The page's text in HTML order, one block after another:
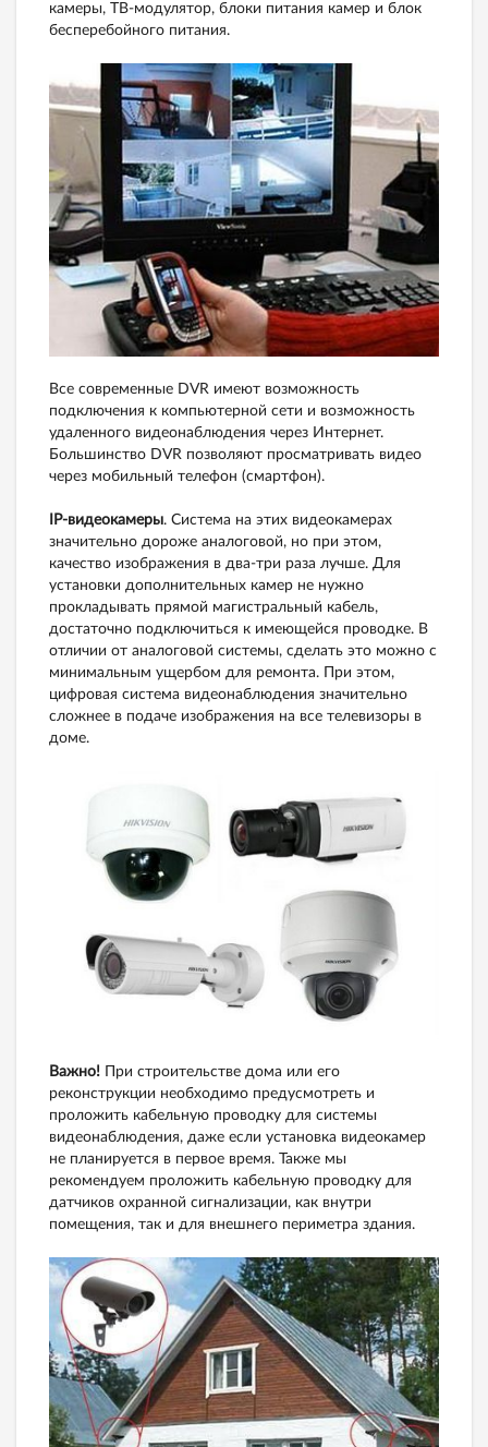
камеры, ТВ-модулятор, блоки питания камер и блок
бесперебойного питания.
Все современные DVR имеют возможность
подключения к компьютерной сети и возможность
удаленного видеонаблюдения через Интернет.
Большинство DVR позволяют просматривать видео
через мобильный телефон (смартфон).
IP-видеокамеры. Система на этих видеокамерах
значительно дороже аналоговой, но при этом,
качество изображения в два-три раза лучше. Для
установки дополнительных камер не нужно
прокладывать прямой магистральный кабель,
достаточно подключиться к имеющейся проводке. В
отличии от аналоговой системы, сделать это можно с
минимальным ущербом для ремонта. При этом,
цифровая система видеонаблюдения значительно
сложнее в подаче изображения на все телевизоры в
доме.
Важно!
При строительстве дома или его
реконструкции необходимо предусмотреть и
проложить кабельную проводку для системы
видеонаблюдения, даже если установка видеокамер
не планируется в первое время. Также мы
рекомендуем проложить кабельную проводку для
датчиков охранной сигнализации, как внутри
помещения, так и для внешнего периметра здания.